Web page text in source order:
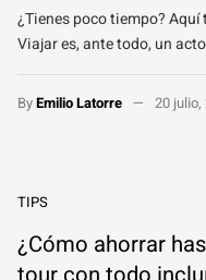
¿Tienes poco tiempo?
Viajar es, ante todo, un
ByEmilio Latorre 20 julio,
TIPS
¿Cómo ahorrar